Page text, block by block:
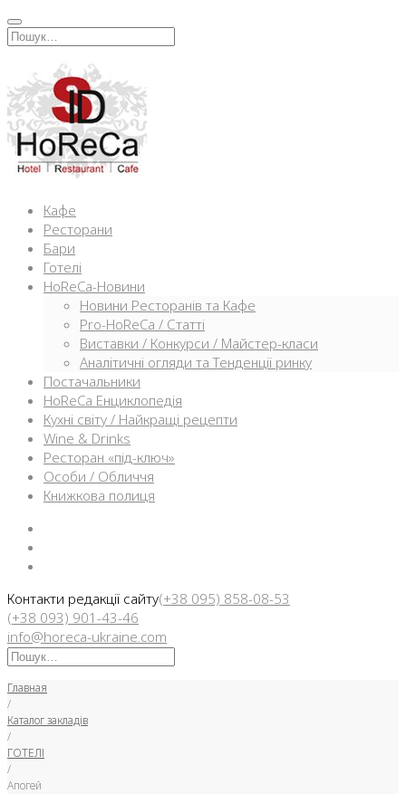
Перейти
кИскать:
Кафе
Ресторани
Бари
Готелі
HoReCa-Новини
Новини Ресторанів та Кафе
Pro-HoReCa / Статті
Виставки / Конкурси / Майстер-класи
Аналітичні огляди та Тенденції ринку
Постачальники
HoReCa Енциклопедія
Кухні світу / Найкращі рецепти
Wine & Drinks
Ресторан «під-ключ»
Особи / Обличчя
Книжкова полиця
Контакти редакції сайту(+38 095) 858-08-53
(+38 093) 901-43-46
info@horeca-ukraine.com
Искать:
Главная
/
Каталог закладів
/
ГОТЕЛІ
/
Апогей